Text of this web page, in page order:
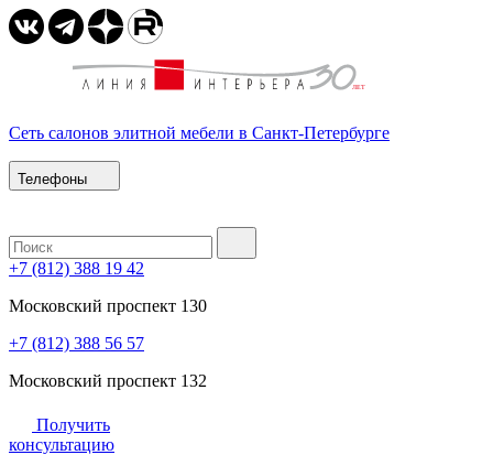
Сеть салонов элитной мебели в Санкт-Петербурге
Телефоны
+7 (812) 388 19 42
Московский проспект 130
+7 (812) 388 56 57
Московский проспект 132
Получить
консультацию